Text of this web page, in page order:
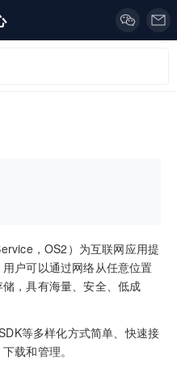
，OS2）为互联网应用提
户可以通过网络从任意位置
，具有海量、安全、低成
等多样化方式简单、快速接
载和管理。